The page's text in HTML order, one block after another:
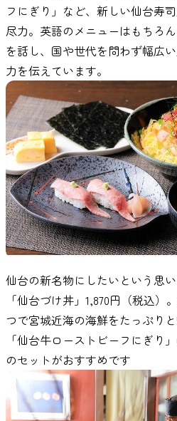
フにぎり」など、新しい仙台寿
尽力。英語のメニューはもちろ
を話し、国や世代を問わず幅広
力を伝えています。
仙台の新名物にしたいという思
「仙台づけ丼」1,870円（税込）
つで宮城近海の海鮮をたっぷりと
「仙台牛ローストビーフにぎり
のセットがおすすめです